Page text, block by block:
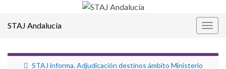
STAJ Andalucía
STAJ informa. Adjudicación destinos ámbito Ministerio